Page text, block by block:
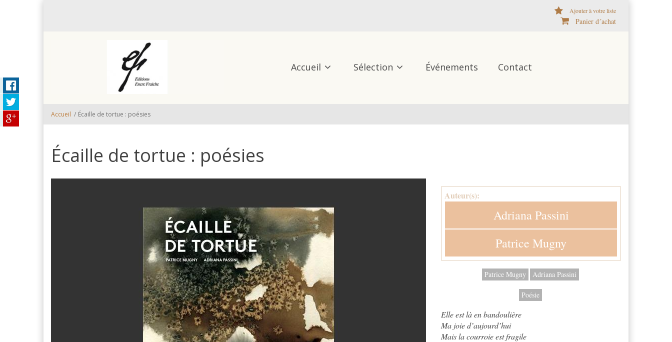
Ajouter à votre liste
Panier d´achat
Accueil Sélection Événements Contact
Accueil / Écaille de tortue : poésies
Écaille de tortue : poésies
Auteur(s):
Adriana Passini
Patrice Mugny
Patrice Mugny Adriana Passini
Poésie
Elle est là en bandoulière
Ma joie d’aujourd’hui
Mais la courroie est fragile